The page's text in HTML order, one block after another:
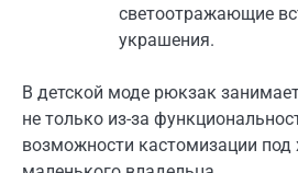
светоотражающие
украшения.
В детской моде рюкзак
не только из-за
возможности кастомизации под